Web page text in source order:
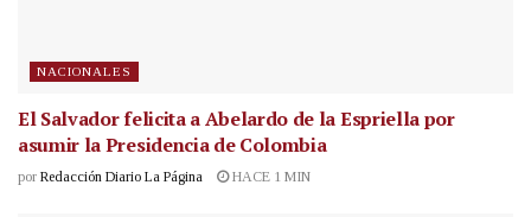
NACIONALES
El Salvador felicita a Abelardo de la Espriella por
asumir la Presidencia de Colombia
por Redacción Diario La Página HACE 1 MIN